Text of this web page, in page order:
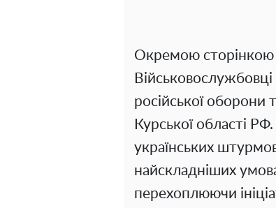
Окремою сторінкою
російської оборони
Курської області
українських
найскладніших
перехоплюючи